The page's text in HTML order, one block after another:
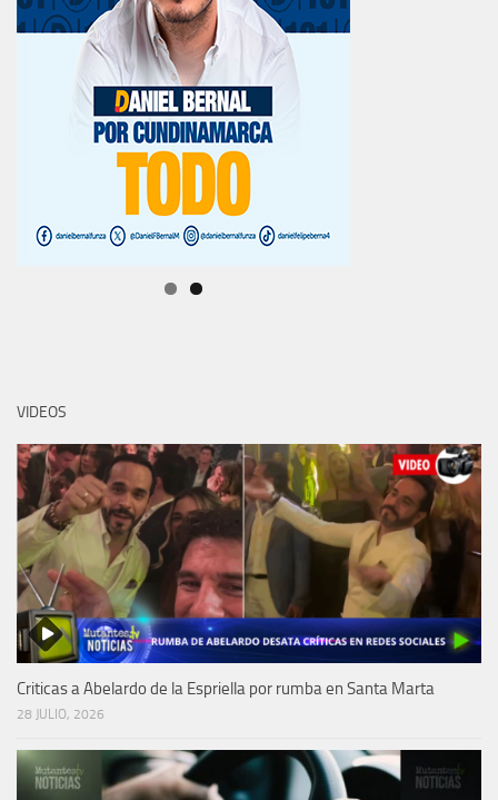
VIDEOS
Criticas a Abelardo de la Espriella por rumba en Santa Marta
28 JULIO, 2026